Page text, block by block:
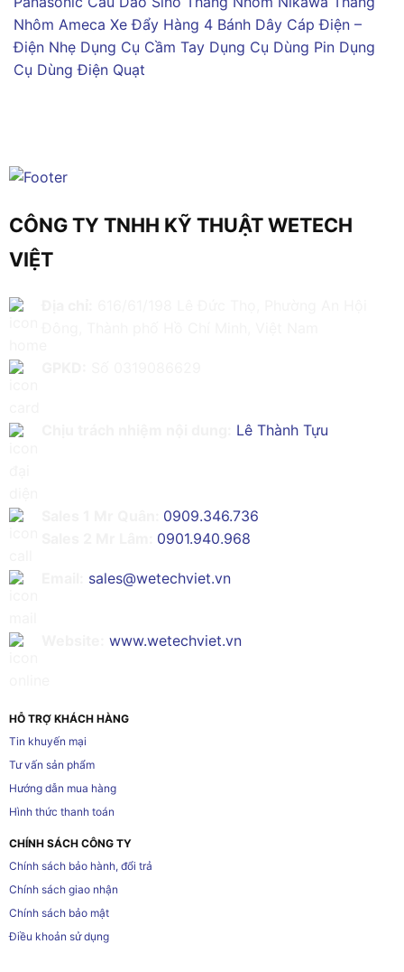
Nhôm Ameca Xe Đẩy Hàng 4 Bánh Dây Cáp Điện –
Điện Nhẹ Dụng Cụ Cầm Tay Dụng Cụ Dùng Pin Dụng
Cụ Dùng Điện Quạt
CÔNG TY TNHH KỸ THUẬT WETECH
VIỆT
Lê Thành Tựu
0909.346.736
0901.940.968
sales@wetechviet.vn
www.wetechviet.vn
HỖ TRỢ KHÁCH HÀNG
Tin khuyến mại
Tư vấn sản phẩm
Hướng dẫn mua hàng
Hình thức thanh toán
CHÍNH SÁCH CÔNG TY
Chính sách bảo hành, đổi trả
Chính sách giao nhận
Chính sách bảo mật
Điều khoản sử dụng